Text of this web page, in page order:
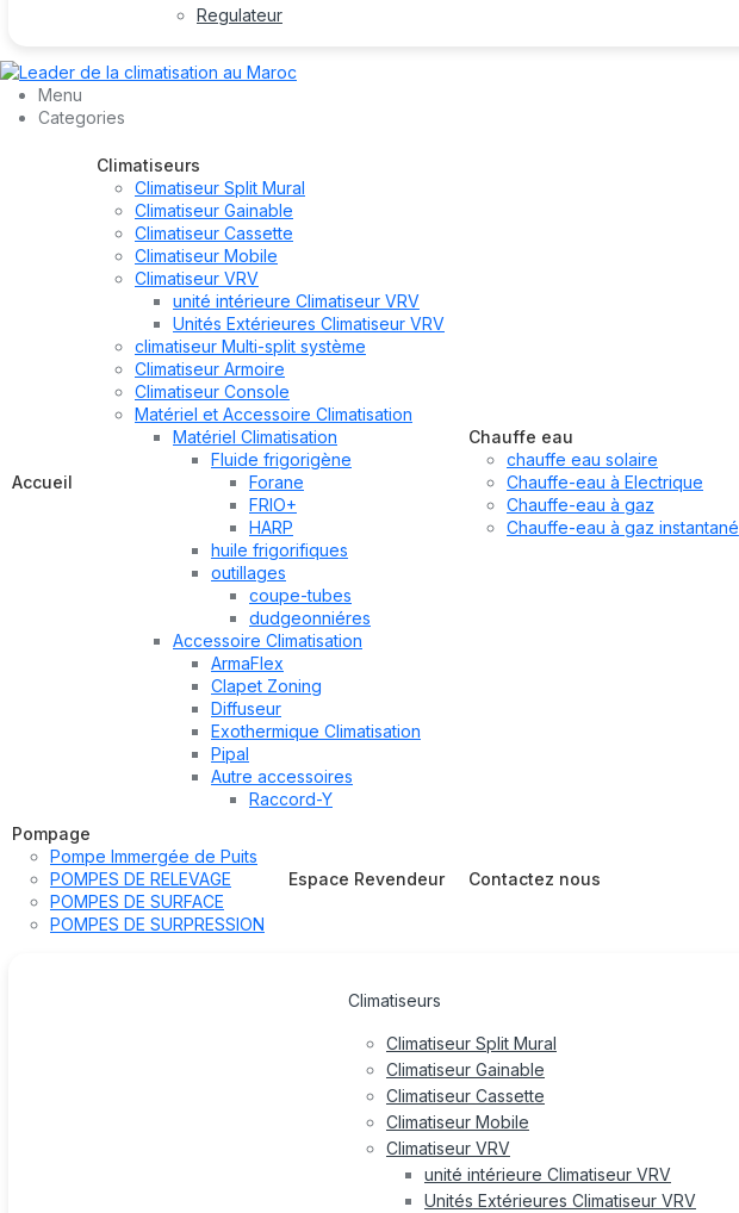
Regulateur
Menu
Categories
Accueil
Climatiseurs
Climatiseur Split Mural
Climatiseur Gainable
Climatiseur Cassette
Climatiseur Mobile
Climatiseur VRV
unité intérieure Climatiseur VRV
Unités Extérieures Climatiseur VRV
climatiseur Multi-split système
Climatiseur Armoire
Climatiseur Console
Matériel et Accessoire Climatisation
Matériel Climatisation
Fluide frigorigène
Forane
FRIO+
HARP
huile frigorifiques
outillages
coupe-tubes
dudgeonniéres
Accessoire Climatisation
ArmaFlex
Clapet Zoning
Diffuseur
Exothermique Climatisation
Pipal
Autre accessoires
Raccord-Y
Chauffe eau
chauffe eau solaire
Chauffe-eau à Electrique
Chauffe-eau à gaz
Chauffe-eau à gaz instantané
Pompage
Pompe Immergée de Puits
POMPES DE RELEVAGE
POMPES DE SURFACE
POMPES DE SURPRESSION
Espace Revendeur Contactez nous
Climatiseurs
Climatiseur Split Mural
Climatiseur Gainable
Climatiseur Cassette
Climatiseur Mobile
Climatiseur VRV
unité intérieure Climatiseur VRV
Unités Extérieures Climatiseur VRV